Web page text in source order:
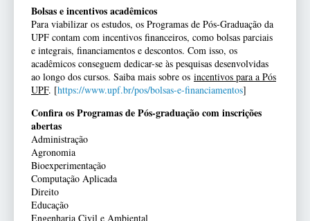
Bolsas e incentivos acadêmicos
Para viabilizar os estudos, os Programas de Pós-Graduação da
UPF contam com incentivos financeiros, como bolsas parciais
e integrais, financiamentos e descontos. Com isso, os
acadêmicos conseguem dedicar-se às pesquisas desenvolvidas
ao longo dos cursos. Saiba mais sobre os incentivos para a Pós
UPF. [https://www.upf.br/pos/bolsas-e-financiamentos]
Confira os Programas de Pós-graduação com inscrições
abertas
Administração
Agronomia
Bioexperimentação
Computação Aplicada
Direito
Educação
Engenharia Civil e Ambiental